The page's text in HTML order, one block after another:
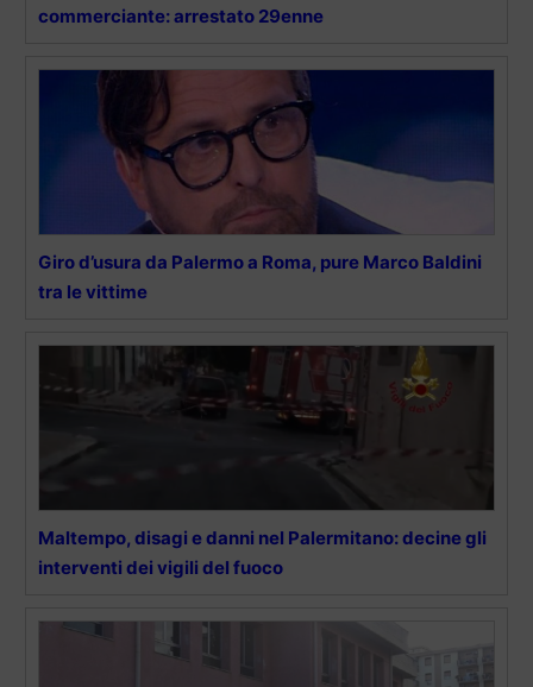
commerciante: arrestato 29enne
Giro d’usura da Palermo a Roma, pure Marco Baldini
tra le vittime
Maltempo, disagi e danni nel Palermitano: decine gli
interventi dei vigili del fuoco